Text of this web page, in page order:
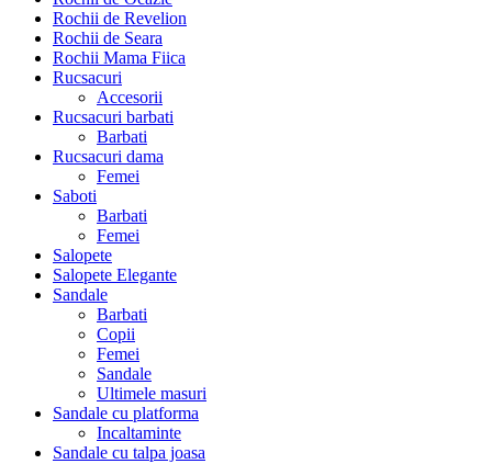
Rochii de Revelion
Rochii de Seara
Rochii Mama Fiica
Rucsacuri
Accesorii
Rucsacuri barbati
Barbati
Rucsacuri dama
Femei
Saboti
Barbati
Femei
Salopete
Salopete Elegante
Sandale
Barbati
Copii
Femei
Sandale
Ultimele masuri
Sandale cu platforma
Incaltaminte
Sandale cu talpa joasa